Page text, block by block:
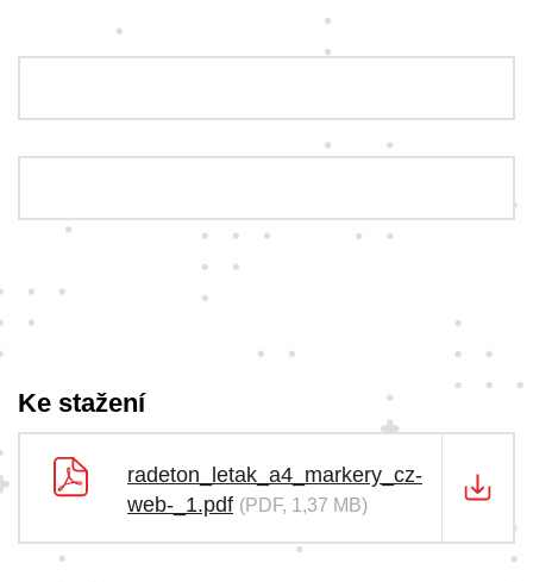
Ke stažení
radeton_letak_a4_markery_cz-
web-_1.pdf (PDF, 1,37 MB)